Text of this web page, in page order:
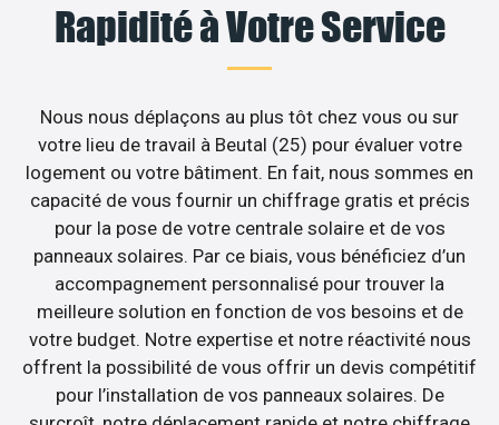
Rapidité à Votre Service
Nous nous déplaçons au plus tôt chez vous ou sur
votre lieu de travail à Beutal (25) pour évaluer votre
logement ou votre bâtiment. En fait, nous sommes en
capacité de vous fournir un chiffrage gratis et précis
pour la pose de votre centrale solaire et de vos
panneaux solaires. Par ce biais, vous bénéficiez d’un
accompagnement personnalisé pour trouver la
meilleure solution en fonction de vos besoins et de
votre budget. Notre expertise et notre réactivité nous
offrent la possibilité de vous offrir un devis compétitif
pour l’installation de vos panneaux solaires. De